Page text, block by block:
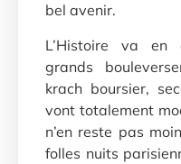
bel avenir.
L’Histoire va en
grands
krach boursier,
vont totalement
n’en reste pas
folles nuits